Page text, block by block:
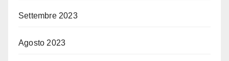
Settembre 2023
Agosto 2023